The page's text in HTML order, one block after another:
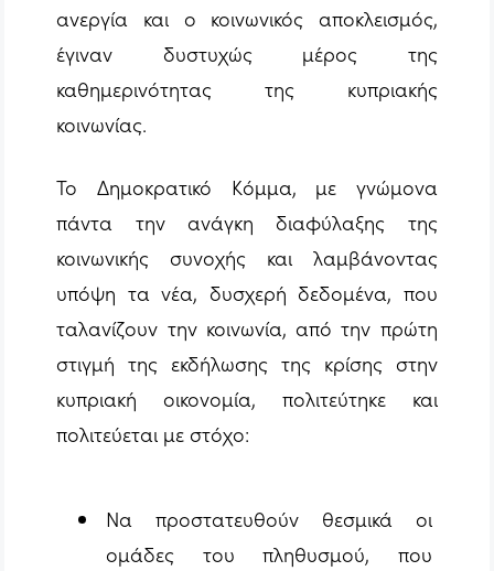
ανεργία και ο κοινωνικός αποκλεισμός,
έγιναν δυστυχώς μέρος της
καθημερινότητας της κυπριακής
κοινωνίας.
Το Δημοκρατικό Κόμμα, με γνώμονα
πάντα την ανάγκη διαφύλαξης της
κοινωνικής συνοχής και λαμβάνοντας
υπόψη τα νέα, δυσχερή δεδομένα, που
ταλανίζουν την κοινωνία, από την πρώτη
στιγμή της εκδήλωσης της κρίσης στην
κυπριακή οικονομία, πολιτεύτηκε και
πολιτεύεται με στόχο:
Να προστατευθούν θεσμικά οι
ομάδες του πληθυσμού, που